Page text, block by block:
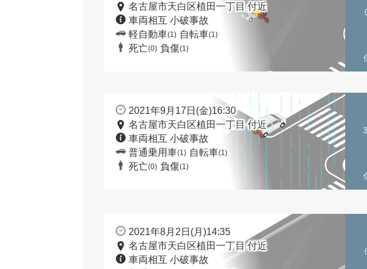
名古屋市天白区植田一丁目 付近
車両相互 小破事故
軽自動車(1) 自転車(1)
死亡(0) 負傷(1)
2021年9月17日(金)16:30
名古屋市天白区植田一丁目 付近
車両相互 小破事故
普通乗用車(1) 自転車(1)
死亡(0) 負傷(1)
2021年8月2日(月)14:35
名古屋市天白区植田一丁目 付近
車両相互 小破事故